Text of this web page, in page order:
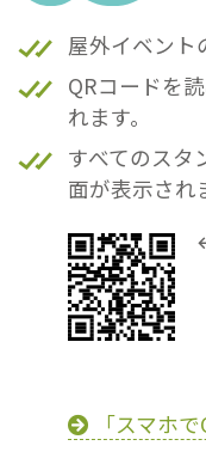
屋外イベント
QRコードを
れます。
すべてのスタ
面が表示され
「スマホ